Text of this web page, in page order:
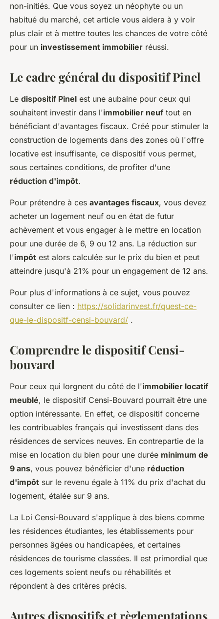
non-initiés. Que vous soyez un néophyte ou un
habitué du marché, cet article vous aidera à y voir
plus clair et à mettre toutes les chances de votre côté
pour un investissement immobilier réussi.
Le cadre général du dispositif Pinel
Le dispositif Pinel est une aubaine pour ceux qui
souhaitent investir dans l'immobilier neuf tout en
bénéficiant d'avantages fiscaux. Créé pour stimuler la
construction de logements dans des zones où l'offre
locative est insuffisante, ce dispositif vous permet,
sous certaines conditions, de profiter d'une
réduction d'impôt.
Pour prétendre à ces avantages fiscaux, vous devez
acheter un logement neuf ou en état de futur
achèvement et vous engager à le mettre en location
pour une durée de 6, 9 ou 12 ans. La réduction sur
l'impôt est alors calculée sur le prix du bien et peut
atteindre jusqu'à 21% pour un engagement de 12 ans.
Pour plus d'informations à ce sujet, vous pouvez
consulter ce lien : https://solidarinvest.fr/quest-ce-
que-le-dispositf-censi-bouvard/ .
Comprendre le dispositif Censi-
bouvard
Pour ceux qui lorgnent du côté de l'immobilier locatif
meublé, le dispositif Censi-Bouvard pourrait être une
option intéressante. En effet, ce dispositif concerne
les contribuables français qui investissent dans des
résidences de services neuves. En contrepartie de la
mise en location du bien pour une durée minimum de
9 ans, vous pouvez bénéficier d'une réduction
d'impôt sur le revenu égale à 11% du prix d'achat du
logement, étalée sur 9 ans.
La Loi Censi-Bouvard s'applique à des biens comme
les résidences étudiantes, les établissements pour
personnes âgées ou handicapées, et certaines
résidences de tourisme classées. Il est primordial que
ces logements soient neufs ou réhabilités et
répondent à des critères précis.
Autres dispositifs et règlementations